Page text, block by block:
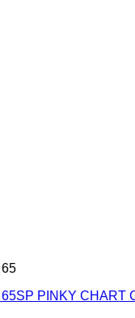
PINKY CHART